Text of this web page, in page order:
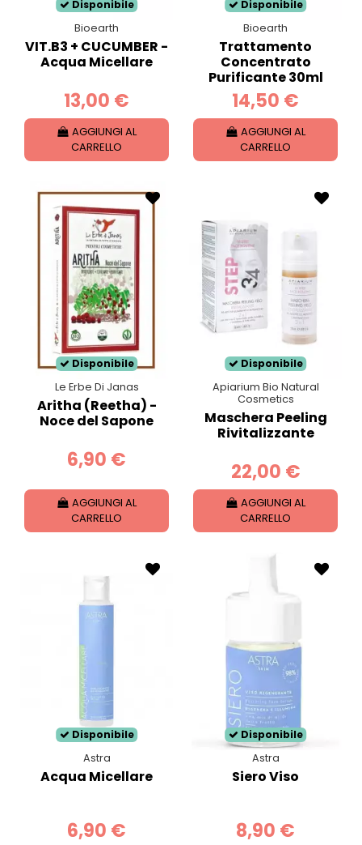
Disponibile
Bioearth
VIT.B3 + CUCUMBER -
Acqua Micellare
13,00 €
AGGIUNGI AL
CARRELLO
Disponibile
Bioearth
Trattamento
Concentrato
Purificante 30ml
14,50 €
AGGIUNGI AL
CARRELLO
Disponibile
Le Erbe Di Janas
Aritha (Reetha) -
Noce del Sapone
6,90 €
AGGIUNGI AL
CARRELLO
Disponibile
Apiarium Bio Natural
Cosmetics
Maschera Peeling
Rivitalizzante
22,00 €
AGGIUNGI AL
CARRELLO
Disponibile
Astra
Acqua Micellare
6,90 €
Disponibile
Astra
Siero Viso
8,90 €